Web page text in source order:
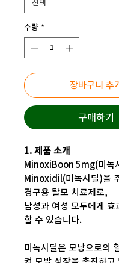
수량 *
장바구니 추
구매하기
1. 제품 소개
MinoxiBoon 5mg(미녹
Minoxidil(미녹시딜)을
경구용 탈모 치료제로,
남성과 여성 모두에게 효
할 수 있습니다.
미녹시딜은 모낭으로의